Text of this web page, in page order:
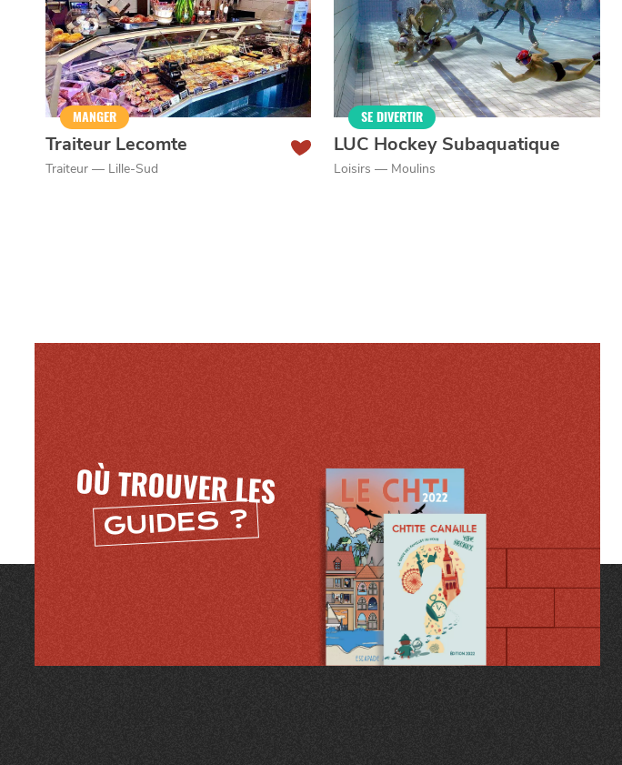
Qui sommes-nous ? Grande Cause
Nous contacter
Politique éditoriale
MANGER
Traiteur Lecomte
Traiteur — Lille-Sud
SE DIVERTIR
LUC Hockey Subaquatique
Loisirs — Moulins
OÙ TROUVER LES
GUIDES ?